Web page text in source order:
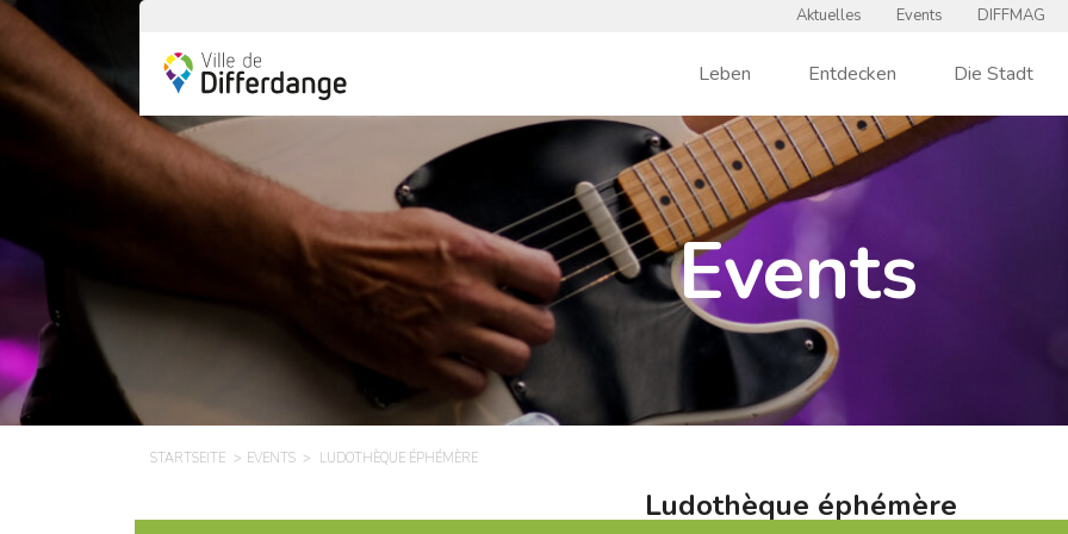
Aktuelles Events DIFFMAG
Leben Entdecken Die Stadt
Events
STARTSEITE EVENTS LUDOTHÈQUE ÉPHÉMÈRE
Ludothèque éphémère